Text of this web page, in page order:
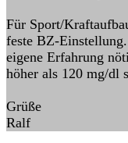
Für Sport/
feste BZ-
eigene Erfahrung
höher als 120 mg/dl
Grüße
Ralf